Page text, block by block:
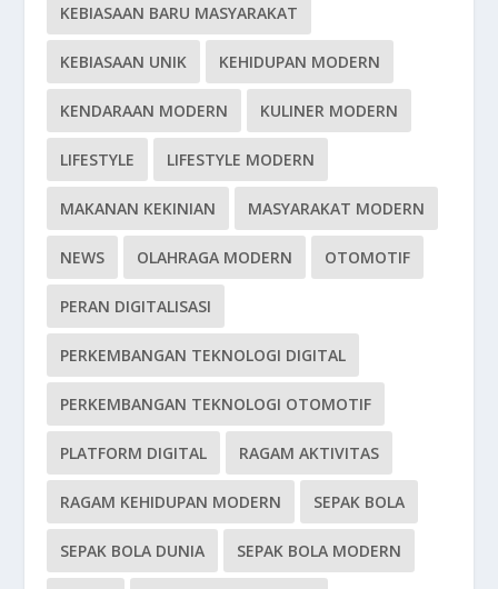
KEBIASAAN BARU MASYARAKAT
KEBIASAAN UNIK KEHIDUPAN MODERN
KENDARAAN MODERN KULINER MODERN
LIFESTYLE LIFESTYLE MODERN
MAKANAN KEKINIAN MASYARAKAT MODERN
NEWS OLAHRAGA MODERN OTOMOTIF
PERAN DIGITALISASI
PERKEMBANGAN TEKNOLOGI DIGITAL
PERKEMBANGAN TEKNOLOGI OTOMOTIF
PLATFORM DIGITAL RAGAM AKTIVITAS
RAGAM KEHIDUPAN MODERN SEPAK BOLA
SEPAK BOLA DUNIA SEPAK BOLA MODERN